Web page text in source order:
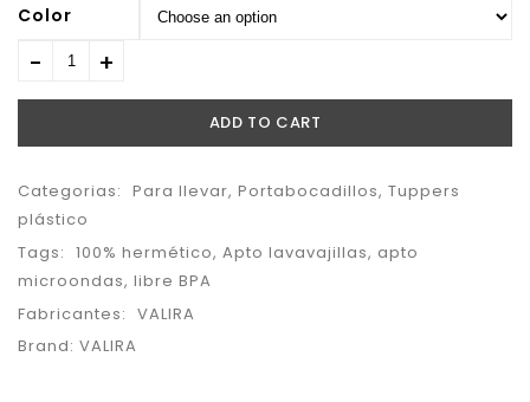
Color
ADD TO CART
Categorias: Para llevar, Portabocadillos, Tuppers
plástico
Tags: 100% hermético, Apto lavavajillas, apto
microondas, libre BPA
Fabricantes: VALIRA
Brand: VALIRA